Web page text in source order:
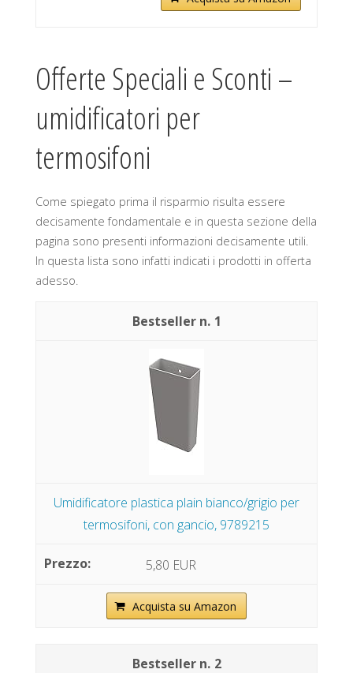
Offerte Speciali e Sconti –
umidificatori per
termosifoni
Come spiegato prima il risparmio risulta essere
decisamente fondamentale e in questa sezione della
pagina sono presenti informazioni decisamente utili.
In questa lista sono infatti indicati i prodotti in offerta
adesso.
1
Umidificatore plastica plain bianco/grigio per
termosifoni, con gancio, 9789215
5,80 EUR
Acquista su Amazon
2